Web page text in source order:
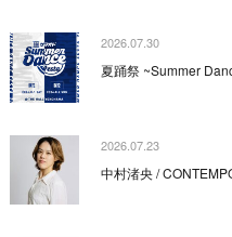
2026.07.30
夏踊祭 ~Summer
2026.07.23
中村渚央 /